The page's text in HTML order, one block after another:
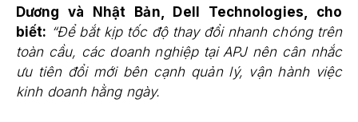
Dương và Nhật Bản, Dell Technologies, cho
biết: “Để bắt kịp tốc độ thay đổi nhanh chóng trên
toàn cầu, các doanh nghiệp tại APJ nên cân nhắc
ưu tiên đổi mới bên cạnh quản lý, vận hành việc
kinh doanh hằng ngày.